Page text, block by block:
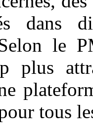
dans
le
plus
tous